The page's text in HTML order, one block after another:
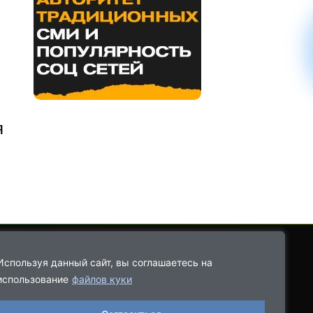
данный сайт, вы соглашаетесь на
файлов куки
9021-68-08-43